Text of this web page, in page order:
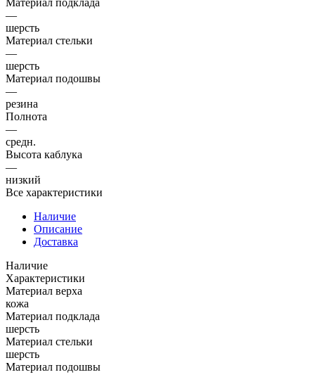
—
шерсть
Материал стельки
—
шерсть
Материал подошвы
—
резина
Полнота
—
средн.
Высота каблука
—
низкий
Все характеристики
Наличие
Описание
Доставка
Наличие
Характеристики
Материал верха
кожа
Материал подклада
шерсть
Материал стельки
шерсть
Материал подошвы